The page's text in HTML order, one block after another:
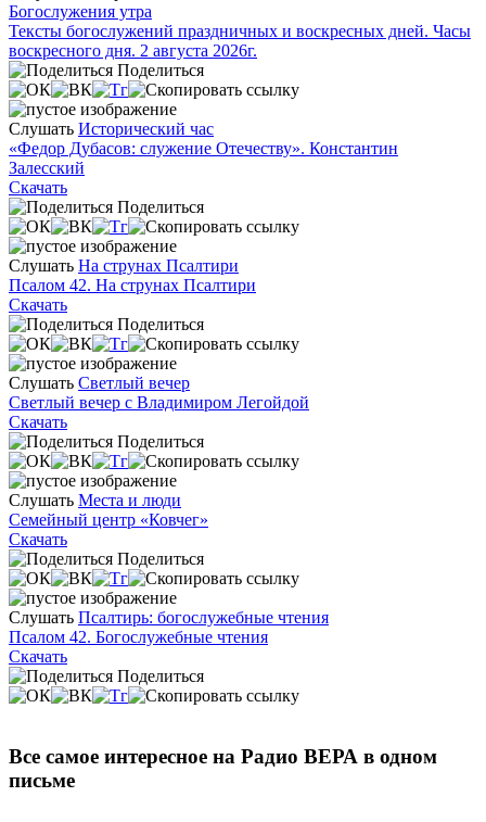
Богослужения утра
Тексты богослужений праздничных и воскресных дней. Часы
воскресного дня. 2 августа 2026г.
Поделиться
Слушать Исторический час
«Федор Дубасов: служение Отечеству». Константин
Залесский
Скачать
Поделиться
Слушать На струнах Псалтири
Псалом 42. На струнах Псалтири
Скачать
Поделиться
Слушать Светлый вечер
Светлый вечер с Владимиром Легойдой
Скачать
Поделиться
Слушать Места и люди
Семейный центр «Ковчег»
Скачать
Поделиться
Слушать Псалтирь: богослужебные чтения
Псалом 42. Богослужебные чтения
Скачать
Поделиться
Все самое интересное на Радио ВЕРА в одном
письме